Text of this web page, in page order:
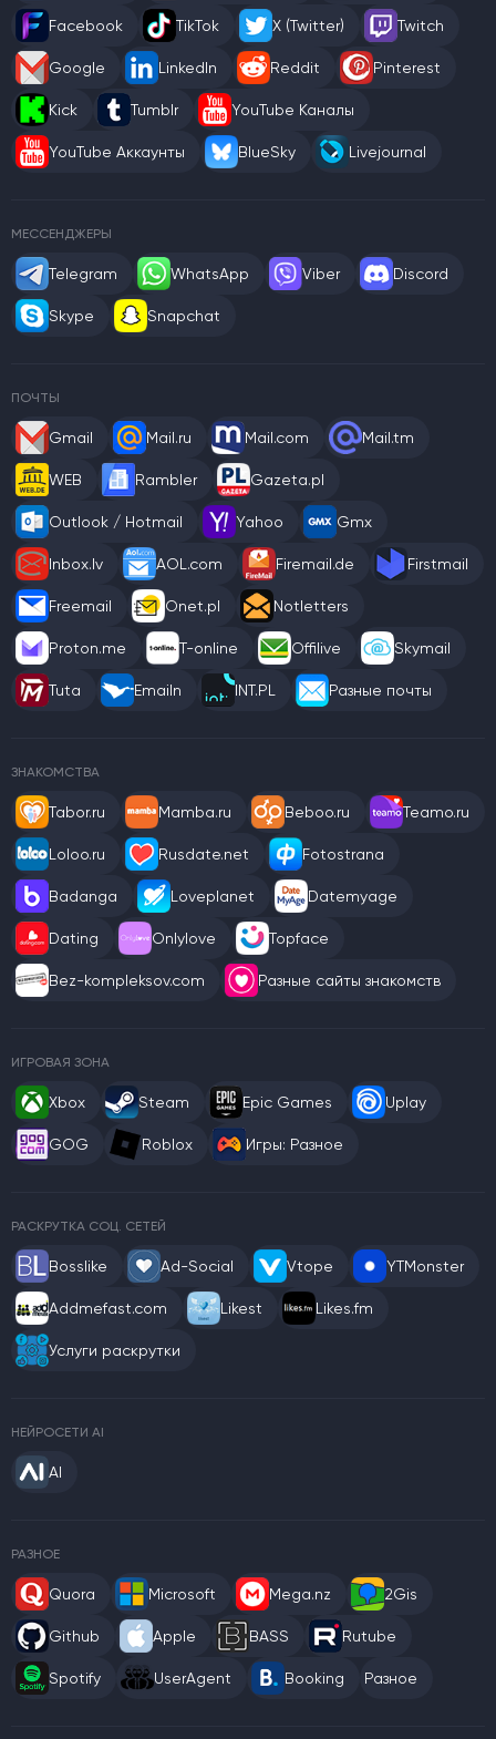
Facebook TikTok X (Twitter) Twitch
Google LinkedIn Reddit Pinterest
Kick Tumblr YouTube Каналы
YouTube Аккаунты BlueSky Livejournal
МЕССЕНДЖЕРЫ
Telegram WhatsApp Viber Discord
Skype Snapchat
ПОЧТЫ
Gmail Mail.ru Mail.com Mail.tm
WEB Rambler Gazeta.pl
Outlook / Hotmail Yahoo Gmx
Inbox.lv AOL.com Firemail.de Firstmail
Freemail Onet.pl Notletters
Proton.me T-online Offilive Skymail
Tuta Emailn INT.PL Разные почты
ЗНАКОМСТВА
Tabor.ru Mamba.ru Beboo.ru Teamo.ru
Loloo.ru Rusdate.net Fotostrana
Badanga Loveplanet Datemyage
Dating Onlylove Topface
Bez-kompleksov.com Разные сайты знакомств
ИГРОВАЯ ЗОНА
Xbox Steam Epic Games Uplay
GOG Roblox Игры: Разное
РАСКРУТКА СОЦ. СЕТЕЙ
Bosslike Ad-Social Vtope YTMonster
Addmefast.com Likest Likes.fm
Услуги раскрутки
НЕЙРОСЕТИ AI
AI
РАЗНОЕ
Quora Microsoft Mega.nz 2Gis
Github Apple BASS Rutube
Spotify UserAgent Booking Разное